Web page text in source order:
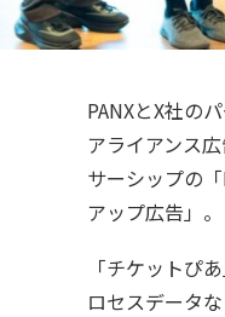
PANXとX社の
アライアンス
サーシップの
アップ広告」。
「チケットぴ
ロセスデータ